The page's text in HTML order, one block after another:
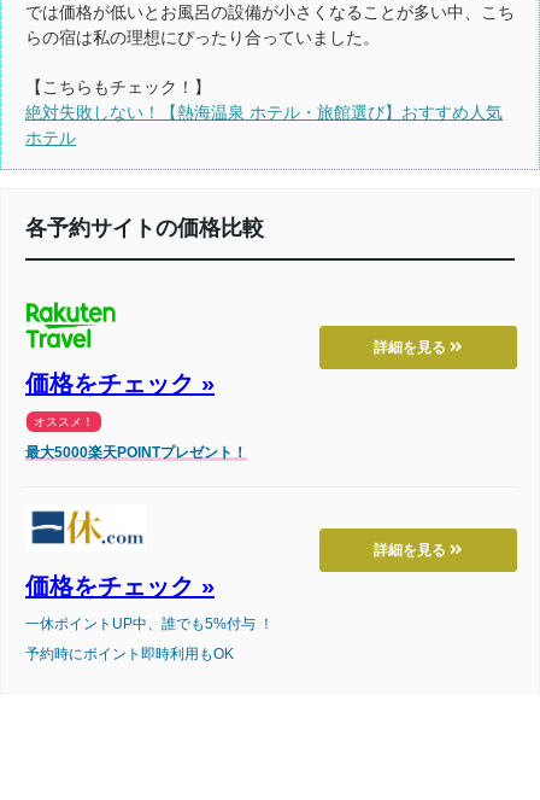
では価格が低いとお風呂の設備が小さくなることが多い中、こち
らの宿は私の理想にぴったり合っていました。
【こちらもチェック！】
絶対失敗しない！【熱海温泉 ホテル・旅館選び】おすすめ人気
ホテル
各予約サイトの価格比較
詳細を見る
価格をチェック »
オススメ！
最大5000楽天POINTプレゼント！
詳細を見る
価格をチェック »
一休ポイントUP中、誰でも5%付与 ！
予約時にポイント即時利用もOK